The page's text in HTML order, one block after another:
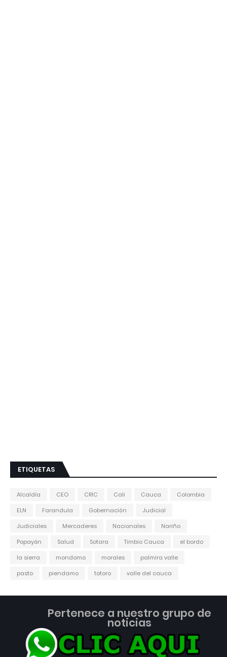
ETIQUETAS
Alcaldía CEO CRIC Cali Cauca
Colombia
ELN
Farandula Gobernación
Judicial
Judiciales
Mercaderes Nacionales
Nariño
Popayán
Salud Sotara Timbio Cauca
el bordo
la sierra
mondomo morales
palmira valle
pasto
piendamo totoro valle del cauca
Pertenece a nuestro grupo de
noticias